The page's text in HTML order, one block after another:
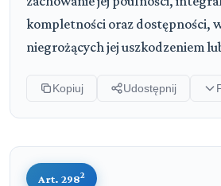
kompletności oraz dostępności,
niegrożących jej uszkodzeniem
Kopiuj Udostępnij
Art. 2982